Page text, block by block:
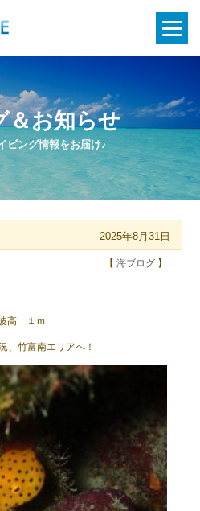
ビング情報をお届け♪
＆お知らせ
2025年8月31日
【 海ブログ】
高 １ｍ
、竹富南エリアへ！